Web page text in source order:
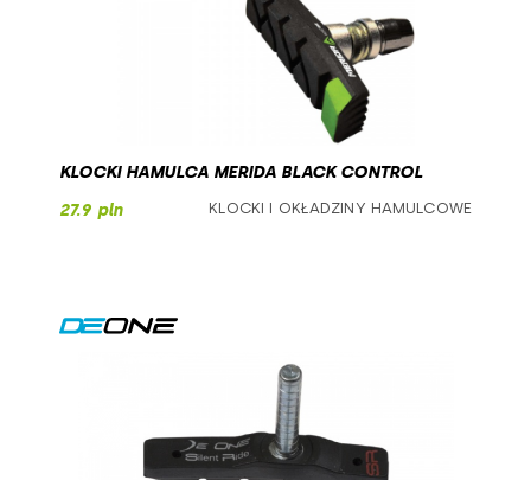
KLOCKI HAMULCA MERIDA BLACK CONTROL
27.9 pln
KLOCKI I OKŁADZINY HAMULCOWE